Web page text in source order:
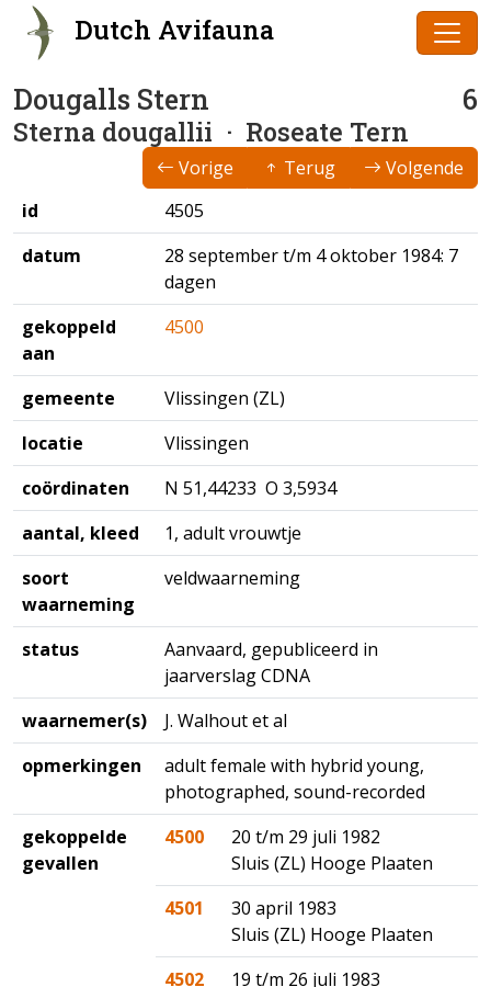
Dutch Avifauna
Dougalls Stern 6
Sterna dougallii · Roseate Tern
Vorige Terug
Volgende
id
4505
datum
28 september t/m 4 oktober 1984: 7
dagen
gekoppeld
aan
4500
gemeente
Vlissingen (ZL)
locatie
Vlissingen
coördinaten
N 51,44233 O 3,5934
aantal, kleed
1, adult vrouwtje
soort
waarneming
veldwaarneming
status
Aanvaard, gepubliceerd in
jaarverslag CDNA
waarnemer(s)
J. Walhout et al
opmerkingen
adult female with hybrid young,
photographed, sound-recorded
gekoppelde
gevallen
4500
20 t/m 29 juli 1982
Sluis (ZL) Hooge Plaaten
4501
30 april 1983
Sluis (ZL) Hooge Plaaten
4502
19 t/m 26 juli 1983